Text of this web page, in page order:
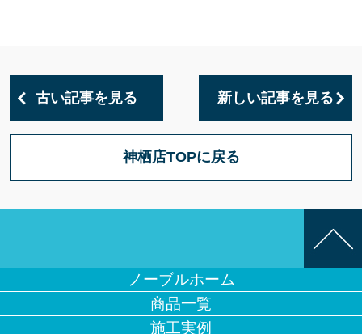
古い記事を見る 新しい記事を見る
神栖店TOPに戻る
ノーブルホーム
商品一覧
施工実例